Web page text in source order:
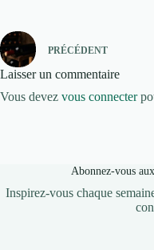
PRÉCÉDENT
Laisser un commentaire
Vous devez vous connecter
Abonnez-vous
Inspirez-vous chaque